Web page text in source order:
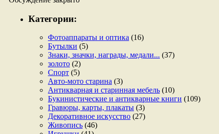
Категории:
Фотоаппараты и оптика (16)
Бутылки (5)
Знаки, значки, награды, медали... (37)
золото (2)
Спорт (5)
Авто-мото старина (3)
Антикварная и старинная мебель (10)
Букинистические и антикварные книги (109)
Гравюры, карты, плакаты (3)
Декоративное искусство (27)
Живопись (46)